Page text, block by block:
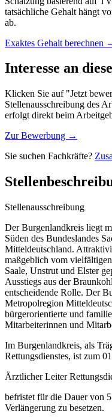
tatsächliche Gehalt hängt
ab.
Exaktes Gehalt berechnen
Interesse an
Klicken Sie auf "Jetzt
Stellenausschreibung des
erfolgt direkt beim
Zur Bewerbung →
Sie suchen Fachkräfte?
Stellenausschreibung
Der Burgenlandkreis liegt
Süden des Bundeslandes
Mitteldeutschland.
maßgeblich vom
Saale, Unstrut und Elster
Ausstiegs aus der
entscheidende Rolle. Der
Metropolregion
bürgerorientierte und
Mitarbeiterinnen und
Im Burgenlandkreis, als
Rettungsdienstes, ist zum
Ärztlicher Leiter
befristet für die Dauer von
Verlängerung zu besetzen.